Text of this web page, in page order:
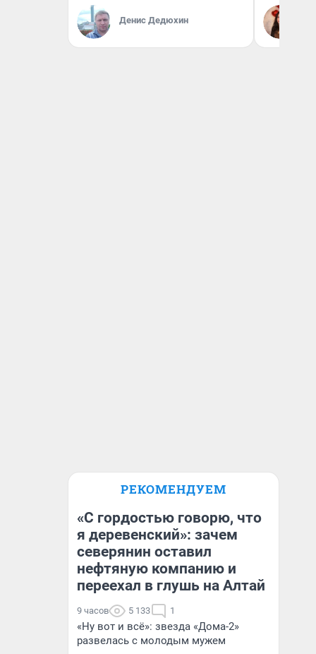
Денис Дедюхин
РЕКОМЕНДУЕМ
«С гордостью говорю, что
я деревенский»: зачем
северянин оставил
нефтяную компанию и
переехал в глушь на Алтай
9 часов 5 133 1
«Ну вот и всё»: звезда «Дома-2»
развелась с молодым мужем